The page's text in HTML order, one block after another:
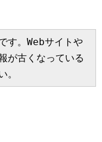
す。Webサイトや
が古くなっている
。